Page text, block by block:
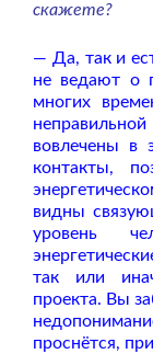
скажете?
— Да, так и
не ведают о
многих
вовлечены в
контакты,
видны
уровень
так или
проекта. Вы
проснётся,